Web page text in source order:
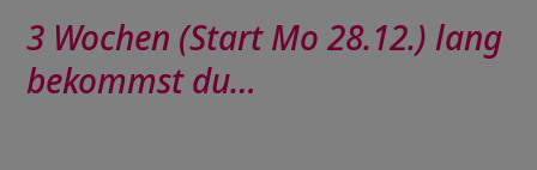
3 Wochen (Start Mo 28.12.) lang
bekommst du…